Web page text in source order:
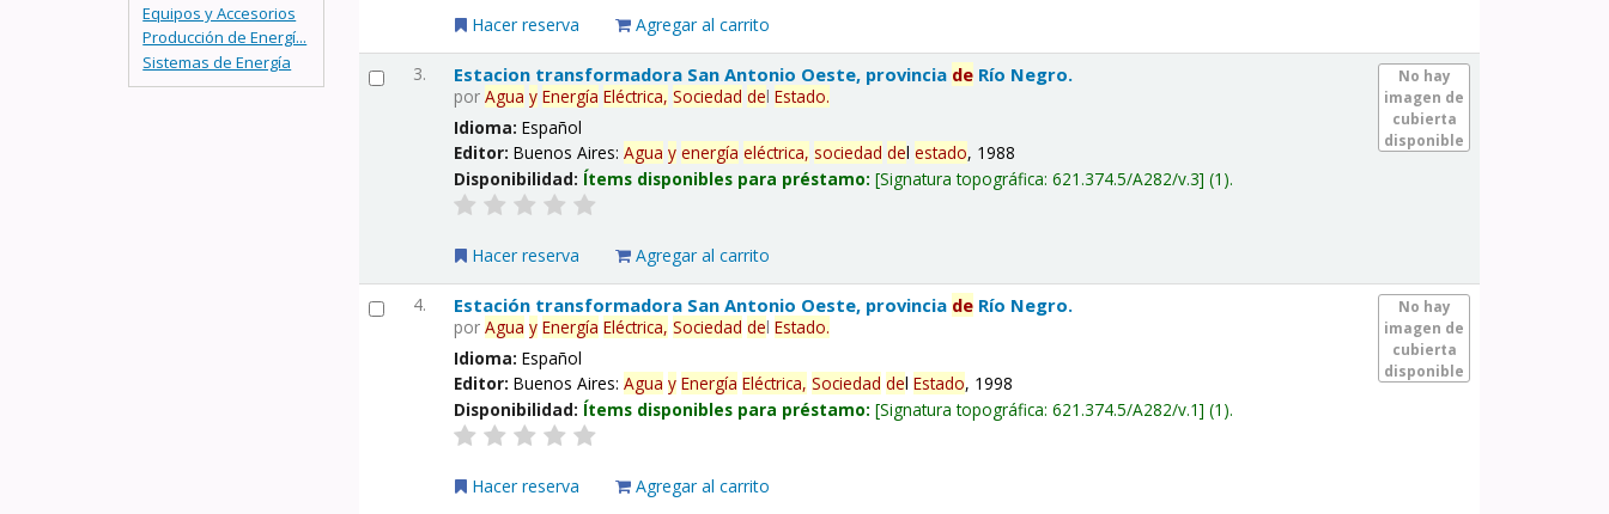
Equipos y Accesorios
Producción de Energí...
Sistemas de Energía
Hacer reserva Agregar al carrito
3.
No hay
imagen de
cubierta
disponible
Estacion transformadora San Antonio Oeste, provincia de Río Negro.
porAgua y Energía Eléctrica, Sociedad delEstado.
Idioma:Español
Editor:Buenos Aires:Agua y energía eléctrica, sociedad delestado, 1988
Disponibilidad: Ítems disponibles para préstamo: Signatura topográfica:621.374.5/A282/v.3 (1).
Hacer reserva Agregar al carrito
4.
No hay
imagen de
cubierta
disponible
Estación transformadora San Antonio Oeste, provincia de Río Negro.
porAgua y Energía Eléctrica, Sociedad delEstado.
Idioma:Español
Editor:Buenos Aires:Agua y Energía Eléctrica, Sociedad delEstado, 1998
Disponibilidad: Ítems disponibles para préstamo: Signatura topográfica:621.374.5/A282/v.1 (1).
Hacer reserva Agregar al carrito